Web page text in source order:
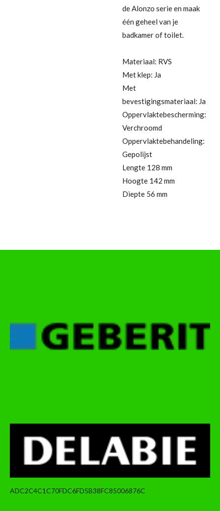
de Alonzo serie en maak
één geheel van je
badkamer of toilet.
Materiaal: RVS
Met klep: Ja
Met
bevestigingsmateriaal: Ja
Oppervlaktebescherming:
Verchroomd
Oppervlaktebehandeling:
Gepolijst
Lengte 128 mm
Hoogte 142 mm
Diepte 56 mm
ADC2C4C1C70FDC6FD5B38FC85006876C